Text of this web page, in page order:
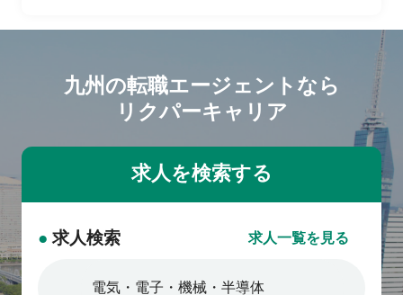
九州の転職エージェントなら
リクパーキャリア
● 求人検索 求人一覧を見る